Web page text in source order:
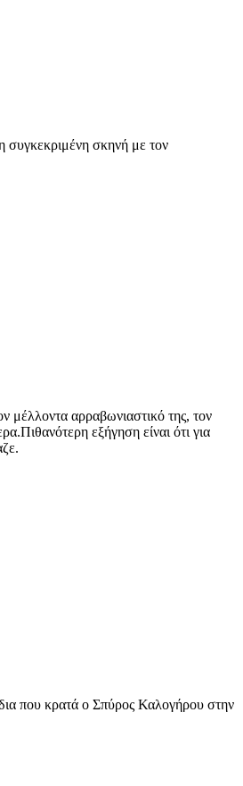
συγκεκριμένη σκηνή με τον
μέλλοντα αρραβωνιαστικό της, τον
εξήγηση είναι ότι για
που κρατά ο Σπύρος Καλογήρου στην